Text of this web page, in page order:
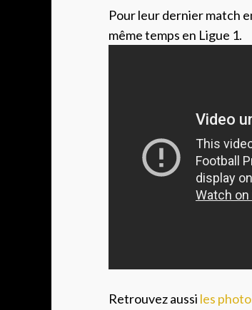
Pour leur dernier match
même temps en Ligue 1.
Retrouvez aussi les